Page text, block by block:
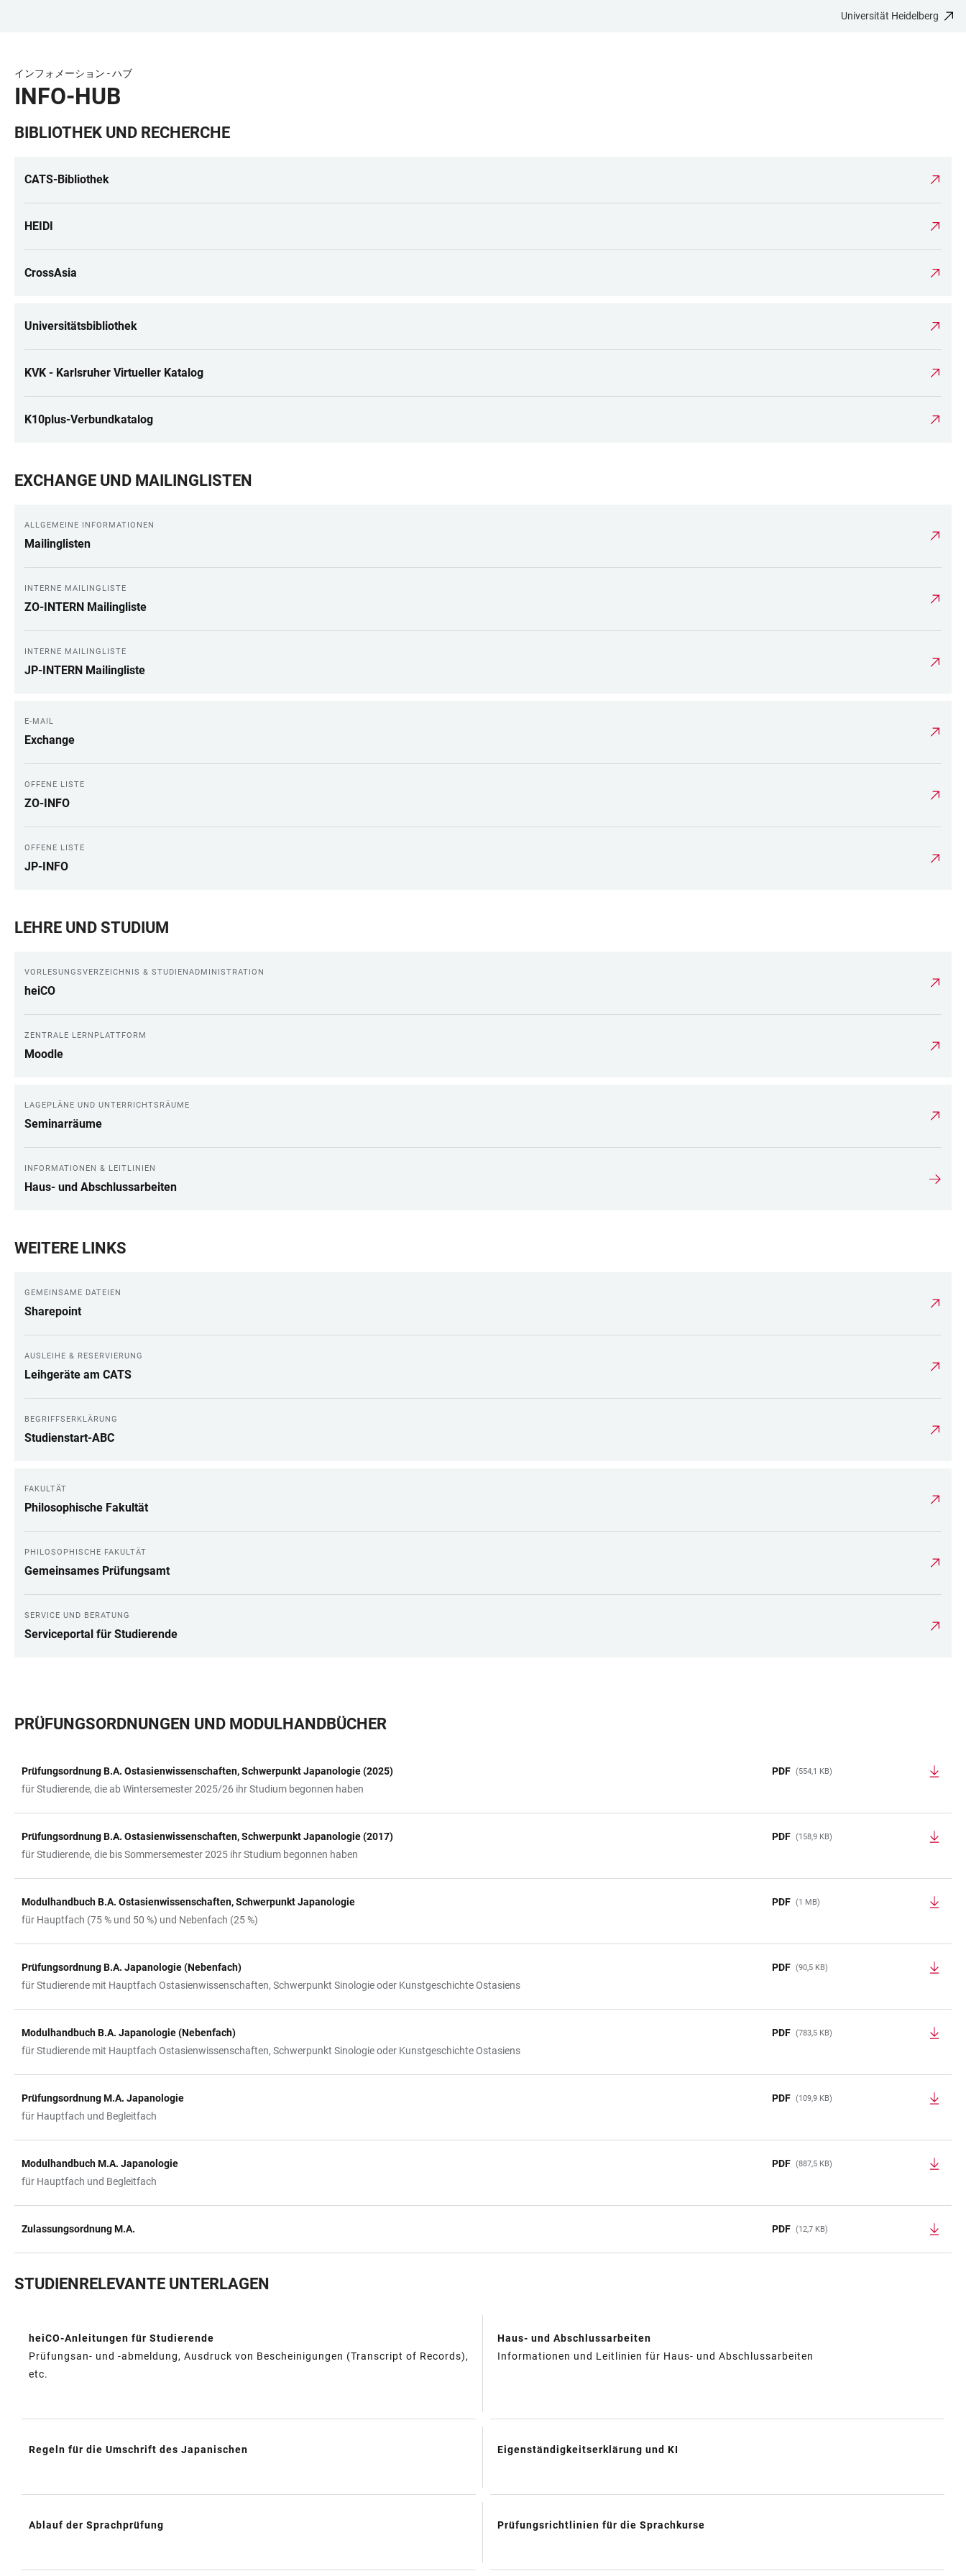
BARRIEREFREIHEIT
Universität Heidelberg
インフォメーション - ハブ
INFO-HUB
BIBLIOTHEK UND RECHERCHE
CATS-Bibliothek
HEIDI
CrossAsia
Universitätsbibliothek
KVK - Karlsruher Virtueller Katalog
K10plus-Verbundkatalog
EXCHANGE UND MAILINGLISTEN
ALLGEMEINE INFORMATIONEN
Mailinglisten
INTERNE MAILINGLISTE
ZO-INTERN Mailingliste
INTERNE MAILINGLISTE
JP-INTERN Mailingliste
E-MAIL
Exchange
OFFENE LISTE
ZO-INFO
OFFENE LISTE
JP-INFO
LEHRE UND STUDIUM
VORLESUNGSVERZEICHNIS & STUDIENADMINISTRATION
heiCO
ZENTRALE LERNPLATTFORM
Moodle
LAGEPLÄNE UND UNTERRICHTSRÄUME
Seminarräume
INFORMATIONEN & LEITLINIEN
Haus- und Abschlussarbeiten
WEITERE LINKS
GEMEINSAME DATEIEN
Sharepoint
AUSLEIHE & RESERVIERUNG
Leihgeräte am CATS
BEGRIFFSERKLÄRUNG
Studienstart-ABC
FAKULTÄT
Philosophische Fakultät
PHILOSOPHISCHE FAKULTÄT
Gemeinsames Prüfungsamt
SERVICE UND BERATUNG
Serviceportal für Studierende
PRÜFUNGSORDNUNGEN UND MODULHANDBÜCHER
TABELLE
Prüfungsordnung B.A. Ostasienwissenschaften, Schwerpunkt Japanologie (2025)
für Studierende, die ab Wintersemester 2025/26 ihr Studium begonnen haben
PDF (554,1 KB)
Prüfungsordnung B.A. Ostasienwissenschaften, Schwerpunkt Japanologie (2017)
für Studierende, die bis Sommersemester 2025 ihr Studium begonnen haben
PDF (158,9 KB)
Modulhandbuch B.A. Ostasienwissenschaften, Schwerpunkt Japanologie
für Hauptfach (75 % und 50 %) und Nebenfach (25 %)
PDF (1 MB)
Prüfungsordnung B.A. Japanologie (Nebenfach)
für Studierende mit Hauptfach Ostasienwissenschaften, Schwerpunkt Sinologie oder Kunstgeschichte Ostasiens
PDF (90,5 KB)
Modulhandbuch B.A. Japanologie (Nebenfach)
für Studierende mit Hauptfach Ostasienwissenschaften, Schwerpunkt Sinologie oder Kunstgeschichte Ostasiens
PDF (783,5 KB)
Prüfungsordnung M.A. Japanologie
für Hauptfach und Begleitfach
PDF (109,9 KB)
Modulhandbuch M.A. Japanologie
für Hauptfach und Begleitfach
PDF (887,5 KB)
Zulassungsordnung M.A. PDF (12,7 KB)
STUDIENRELEVANTE UNTERLAGEN
TABELLE
heiCO-Anleitungen für Studierende
Prüfungsan- und -abmeldung, Ausdruck von Bescheinigungen (Transcript of Records),
etc.
Haus- und Abschlussarbeiten
Informationen und Leitlinien für Haus- und Abschlussarbeiten
Regeln für die Umschrift des Japanischen Eigenständigkeitserklärung und KI
Ablauf der Sprachprüfung Prüfungsrichtlinien für die Sprachkurse